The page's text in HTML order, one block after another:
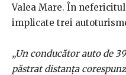
Valea Mare. În
implicate trei
„Un conducător auto de
păstrat distanţa